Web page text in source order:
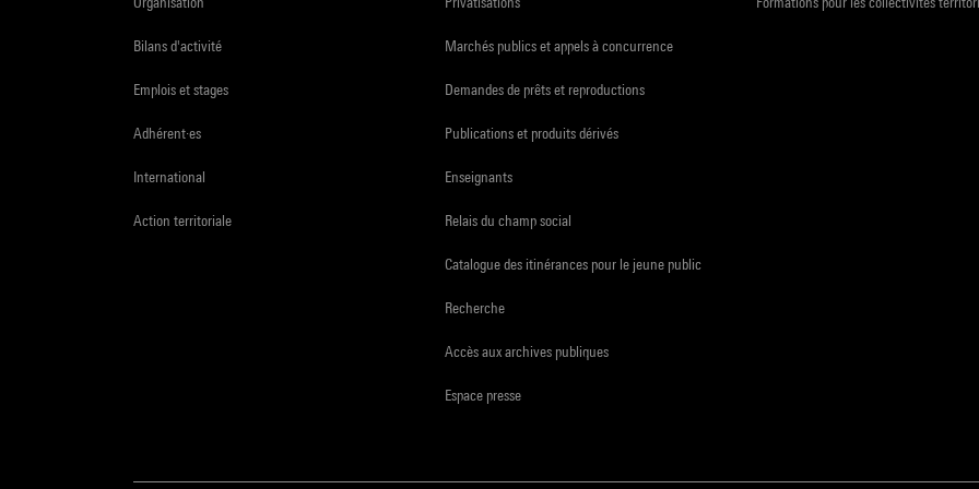
Bilans d'activité
Emplois et stages
Adhérent·es
International
Action territoriale
Marchés publics et appels à concurrence
Demandes de prêts et reproductions
Publications et produits dérivés
Enseignants
Relais du champ social
Catalogue des itinérances pour le jeune public
Recherche
Accès aux archives publiques
Espace presse